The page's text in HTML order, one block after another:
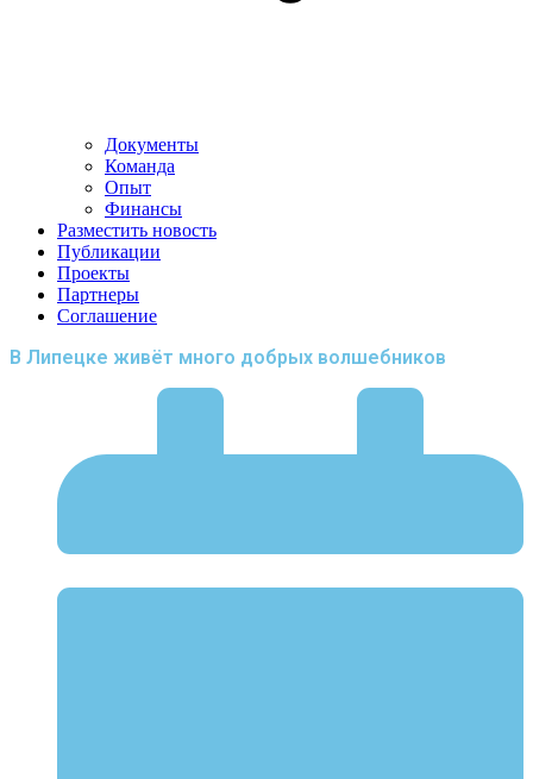
Документы
Команда
Опыт
Финансы
Разместить новость
Публикации
Проекты
Партнеры
Соглашение
В Липецке живёт много добрых волшебников